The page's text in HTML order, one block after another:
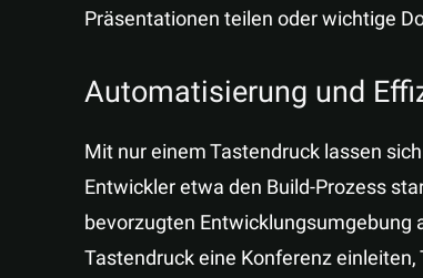
Präsentationen teilen oder wichtige
Automatisierung und
Mit nur einem Tastendruck lassen
Entwickler etwa den Build-Prozess
bevorzugten
Tastendruck eine Konferenz